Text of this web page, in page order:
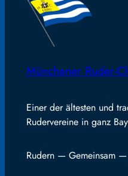
Münchener Ruder-
Einer der ältesten und
Rudervereine in ganz
Rudern — Gemeinsam